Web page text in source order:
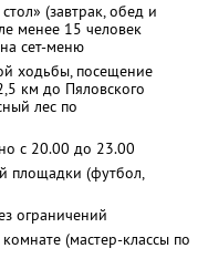
(завтрак, обед и
менее 15 человек
сет-меню
ходьбы, посещение
км до Пяловского
лес по
с 20.00 до 23.00
площадки (футбол,
ограничений
(мастер-классы по